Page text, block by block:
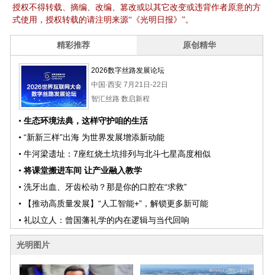
授权不得转载、摘编、改编、篡改或以其它改变或违背作者原意的方
式使用，授权转载的请注明来源“《光明日报》”。